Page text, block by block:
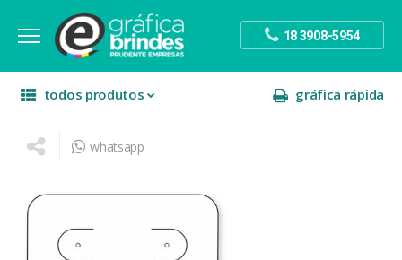
18 3908-5954
todos produtos gráfica rápida
escritório
papelaria festa
decoração
whatsapp